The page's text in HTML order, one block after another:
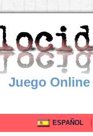
Juego
ESPAÑOL